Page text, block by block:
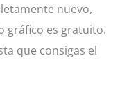
nuevo,
gráfico es gratuito.
que consigas el